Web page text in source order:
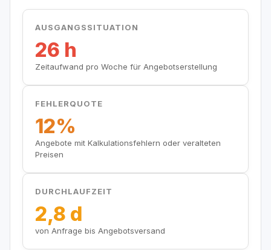
AUSGANGSSITUATION
26 h
Zeitaufwand pro Woche für Angebotserstellung
FEHLERQUOTE
12%
Angebote mit Kalkulationsfehlern oder veralteten
Preisen
DURCHLAUFZEIT
2,8 d
von Anfrage bis Angebotsversand